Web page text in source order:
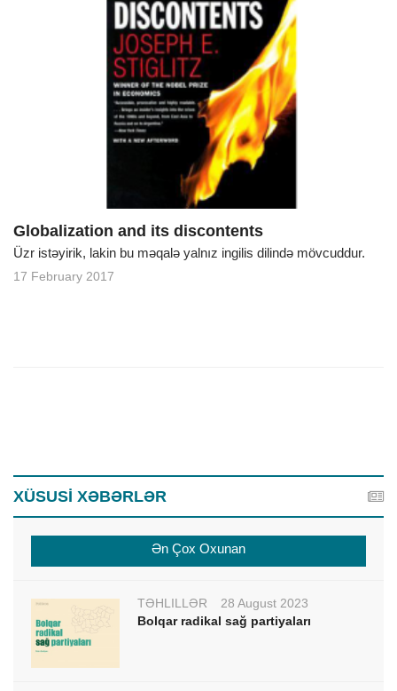
Globalization and its discontents
Üzr istəyirik, lakin bu məqalə yalnız ingilis dilində mövcuddur.
17 February 2017
XÜSUSİ XƏBƏRLƏR
Ən Çox Oxunan
TƏHLİLLƏR
28 August 2023
Bolqar radikal sağ partiyaları